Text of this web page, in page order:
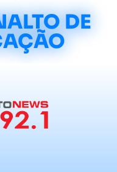
DE